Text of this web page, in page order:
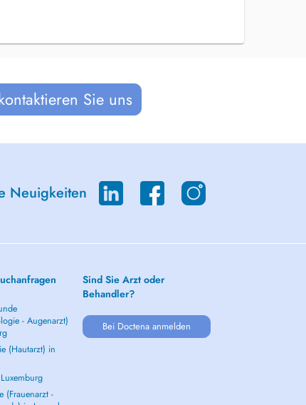
Sie uns
Neuigkeiten
- Augenarzt)
(Hautarzt) in
(Frauenarzt -
Sind Sie Arzt oder
Behandler?
Bei Doctena anmelden